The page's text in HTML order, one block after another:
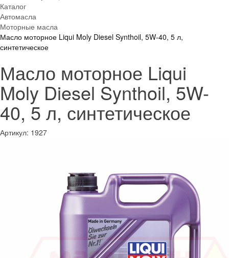
Каталог
Автомасла
Моторные масла
Масло моторное Liqui Moly Diesel Synthoil, 5W-40, 5 л,
синтетическое
Масло моторное Liqui
Moly Diesel Synthoil, 5W-
40, 5 л, синтетическое
Артикул: 1927